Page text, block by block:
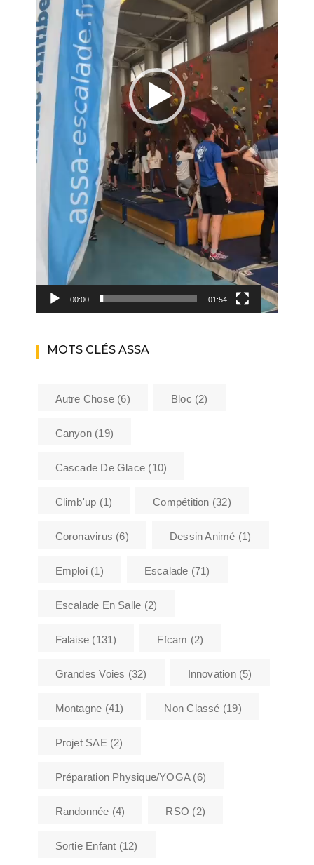
00:00 01:54
MOTS CLÉS ASSA
Autre Chose(6) Bloc (2)
Canyon(19)
Cascade De Glace (10)
Climb'up (1) Compétition (32)
Coronavirus (6) Dessin Animé (1)
Emploi(1) Escalade (71)
Escalade En Salle (2)
Falaise (131) Ffcam (2)
Grandes Voies (32) Innovation(5)
Montagne (41) Non Classé (19)
Projet SAE (2)
Préparation Physique/YOGA(6)
Randonnée (4) RSO (2)
Sortie Enfant (12)